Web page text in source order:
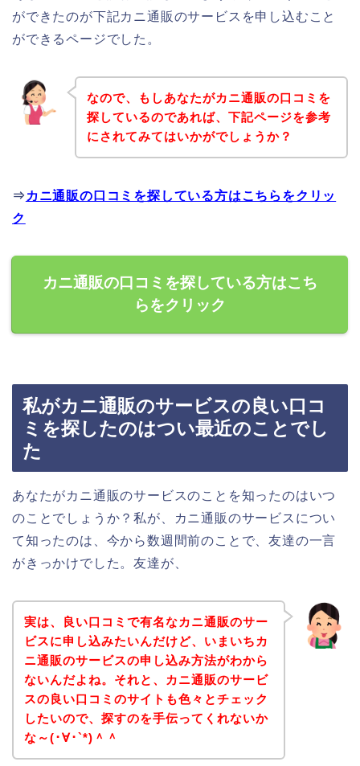
ができたのが下記カニ通販のサービスを申し込むこと
ができるページでした。
なので、もしあなたがカニ通販の口コミを
探しているのであれば、下記ページを参考
にされてみてはいかがでしょうか？
⇒ カニ通販の口コミを探している方はこちらをクリッ
ク
カニ通販の口コミを探している方はこち
らをクリック
私がカニ通販のサービスの良い口コ
ミを探したのはつい最近のことでし
た
あなたがカニ通販のサービスのことを知ったのはいつ
のことでしょうか？私が、カニ通販のサービスについ
て知ったのは、今から数週間前のことで、友達の一言
がきっかけでした。友達が、
実は、良い口コミで有名なカニ通販のサー
ビスに申し込みたいんだけど、いまいちカ
ニ通販のサービスの申し込み方法がわから
ないんだよね。それと、カニ通販のサービ
スの良い口コミのサイトも色々とチェック
したいので、探すのを手伝ってくれないか
な～(･∀･`*)＾＾